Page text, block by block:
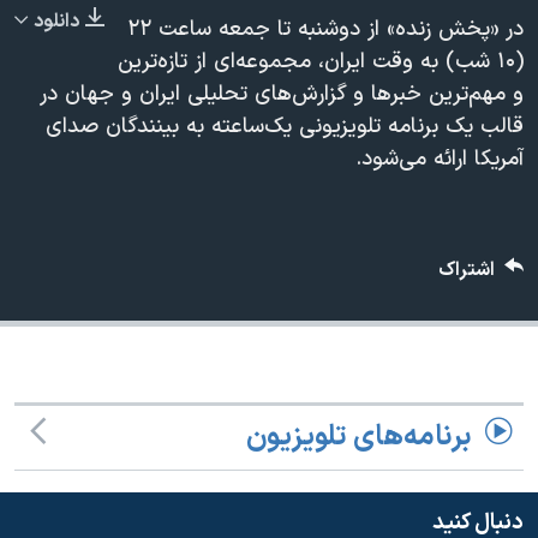
فرهنگ و زندگی
حقوق شهروندی
اقتصادی
علم و فناوری
آرشیو پخش زنده
مستندها
انتخابات ریاست جمهوری آمریکا ۲۰۲۴
حمله جمهوری اسلامی به اسرائیل
رمز مهسا
مجموعه مستندهای دادخواهی
تریبونال مردمی آبان ۹۸
چهل سال گروگان‌گیری
قانون شفافیت دارائی کادر رهبری ایران
اعتراضات مردمی آبان ۹۸
دنبال کنید
Auto
240p
360p
480p 480p
720p
دانلود
در «پخش زنده» از دوشنبه تا جمعه ساعت ۲۲
(۱۰ شب) به وقت ایران، مجموعه‌ای از تازه‌ترين
و مهم‌ترین خبرها و گزارش‌هاى تحلیلی ایران و جهان در
قالب یک برنامه تلویزیونی یک‌ساعته به بینندگان صدای
آمریکا ارائه می‌شود.
اشتراک
برنامه‌های تلویزیون
دنبال کنید